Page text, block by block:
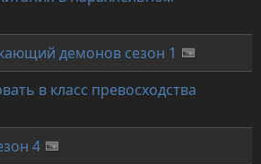
демонов сезон 1
в класс превосходства
4